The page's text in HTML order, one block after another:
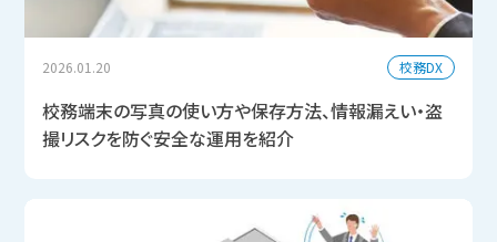
2026.01.20 校務DX
校務端末の写真の使い方や保存方法、情報漏えい・盗
撮リスクを防ぐ安全な運用を紹介